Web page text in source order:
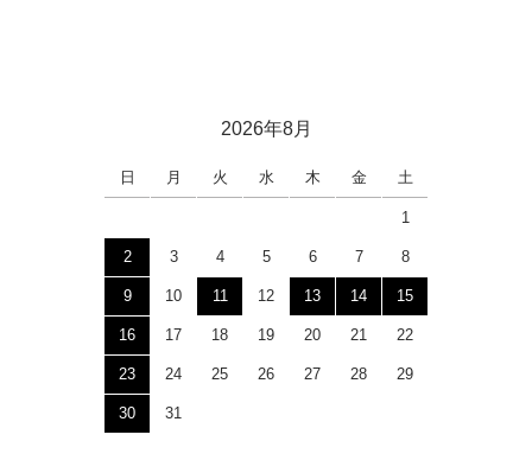
2026年8月
日 月 火 水 木 金 土
1
2 3 4 5 6 7 8
9 10 11 12 13 14 15
16 17 18 19 20 21 22
23 24 25 26 27 28 29
30 31